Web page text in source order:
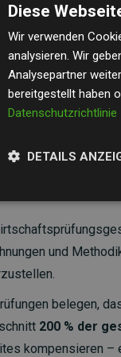
durch
tatsächliche
findenSie hier.
und
belegen,
200 % der
kompensieren –
Diese
Wir verwenden
analysieren. Wir
Analysepartner
bereitgestellt haben
Datenschutzrichtlinie
DETAILS